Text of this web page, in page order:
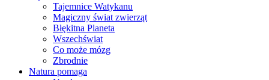
Tajemnice Watykanu
Magiczny świat zwierząt
Błękitna Planeta
Wszechświat
Co może mózg
Zbrodnie
Natura pomaga